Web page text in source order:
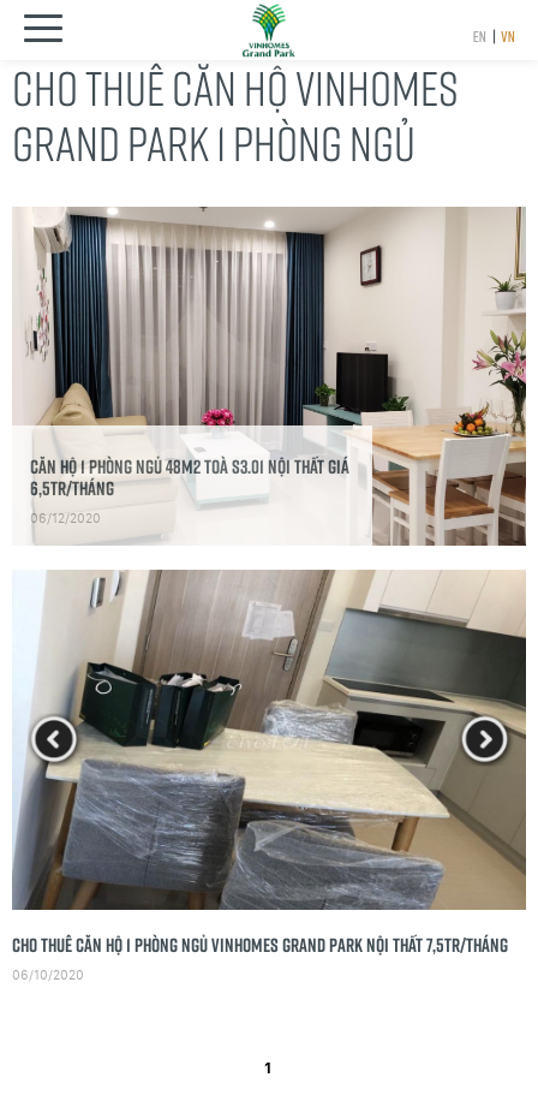
EN | VN
CHO THUÊ CĂN HỘ VINHOMES
GRAND PARK 1 PHÒNG NGỦ
Căn hộ 1 phòng ngủ 48m2 Toà S3.01 Nội thất giá
6,5tr/tháng
06/12/2020
cho thuê Căn Hộ 1 phòng ngủ Vinhomes grand park Nội Thất 7,5tr/tháng
06/10/2020
1